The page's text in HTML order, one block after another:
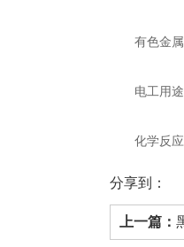
有色金属：
电工用途：
化学反应器
分享到：
上一篇：